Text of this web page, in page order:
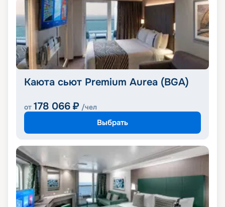
Каюта сьют Premium Aurea (BGA)
от 178 066 ₽ /чел
Выбрать